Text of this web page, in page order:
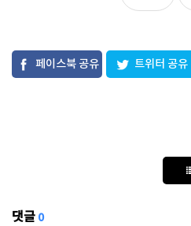
페이스북 공유 트위터 공유
댓글 0